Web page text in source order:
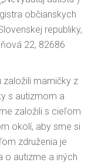
občianskych
republiky,
22, 82686
založili mamičky z
s autizmom a
založili s cieľom
okolí, aby sme si
združenia je
o autizme a iných